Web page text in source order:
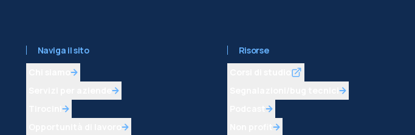
Naviga il sito
Risorse